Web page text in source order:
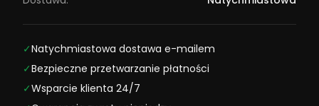
✓Natychmiastowa dostawa e-mailem
✓Bezpieczne przetwarzanie płatności
✓Wsparcie klienta 24/7